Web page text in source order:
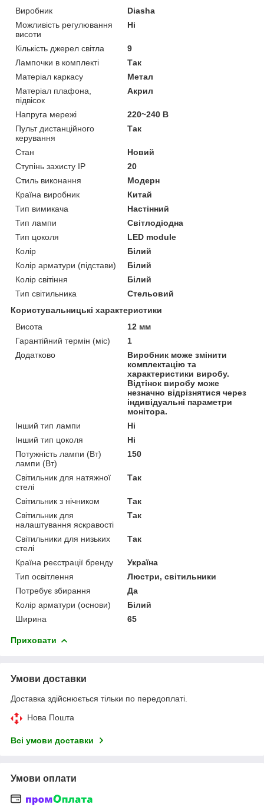
Виробник
Diasha
Можливість регулювання
висоти
Ні
Кількість джерел світла
9
Лампочки в комплекті
Так
Матеріал каркасу
Метал
Матеріал плафона,
підвісок
Акрил
Напруга мережі
220~240 В
Пульт дистанційного
керування
Так
Стан
Новий
Ступінь захисту IP
20
Стиль виконання
Модерн
Країна виробник
Китай
Тип вимикача
Настінний
Тип лампи
Світлодіодна
Тип цоколя
LED module
Колір
Білий
Колір арматури (підстави)
Білий
Колір світіння
Білий
Тип світильника
Стельовий
Користувальницькі характеристики
Висота
12 мм
Гарантійний термін (міс)
1
Додатково
Виробник може змінити
комплектацію та
характеристики виробу.
Відтінок виробу може
незначно відрізнятися через
індивідуальні параметри
монітора.
Інший тип лампи
Ні
Інший тип цоколя
Ні
Потужність лампи (Вт)
лампи (Вт)
150
Світильник для натяжної
стелі
Так
Світильник з нічником
Так
Світильник для
налаштування яскравості
Так
Світильники для низьких
стелі
Так
Країна реєстрації бренду
Україна
Тип освітлення
Люстри, світильники
Потребує збирання
Да
Колір арматури (основи)
Білий
Ширина
65
Приховати
Умови доставки
Доставка здійснюється тільки по передоплаті.
Нова Пошта
Всі умови доставки
Умови оплати